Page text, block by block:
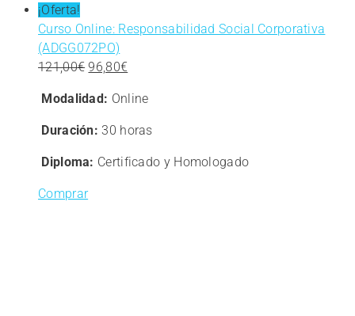
¡Oferta!
Curso Online: Responsabilidad Social Corporativa
(ADGG072PO)
121,00€ El
original
era:
96,80€
actual
Modalidad: Online
Duración: 30 horas
Diploma: Certificado y Homologado
Comprar